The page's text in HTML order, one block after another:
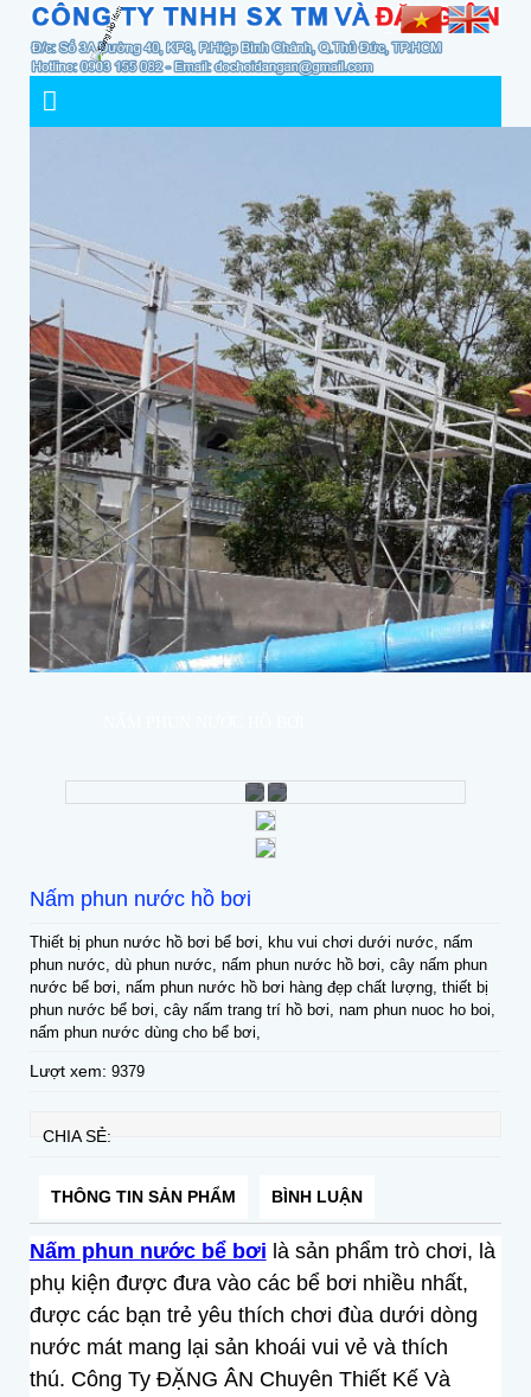
Nấm phun nước hồ bơi
Thiết bị phun nước hồ bơi bể bơi, khu vui chơi dưới nước, nấm
phun nước, dù phun nước, nấm phun nước hồ bơi, cây nấm phun
nước bể bơi, nấm phun nước hồ bơi hàng đẹp chất lượng, thiết bị
phun nước bể bơi, cây nấm trang trí hồ bơi, nam phun nuoc ho boi,
nấm phun nước dùng cho bể bơi,
Lượt xem: 9379
CHIA SẺ:
THÔNG TIN SẢN PHẨM BÌNH LUẬN
Nấm phun nước bể bơi là sản phẩm trò chơi, là
phụ kiện được đưa vào các bể bơi nhiều nhất,
được các bạn trẻ yêu thích chơi đùa dưới dòng
nước mát mang lại sản khoái vui vẻ và thích
thú. Công Ty ĐẶNG ÂN Chuyên Thiết Kế Và